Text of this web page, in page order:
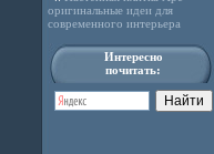
оригинальные идеи для
современного интерьера
Интересно
почитать: